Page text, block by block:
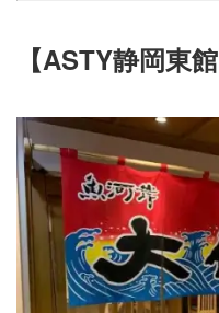
【ASTY静岡東館